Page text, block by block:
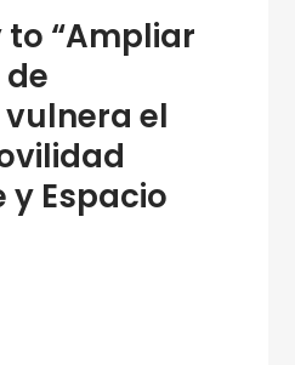
to “Ampliar
el
y Espacio